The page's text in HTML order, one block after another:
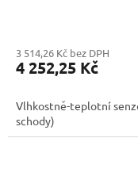
3 514,26 Kč bez DPH
4 252,25 Kč
Vlhkostně-teplotní
schody)